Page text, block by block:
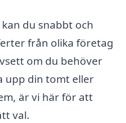
du snabbt och
från olika företag
om du behöver
upp din tomt eller
är vi här för att
val.